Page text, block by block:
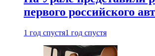
первого российского
1 год спустя1 год спустя